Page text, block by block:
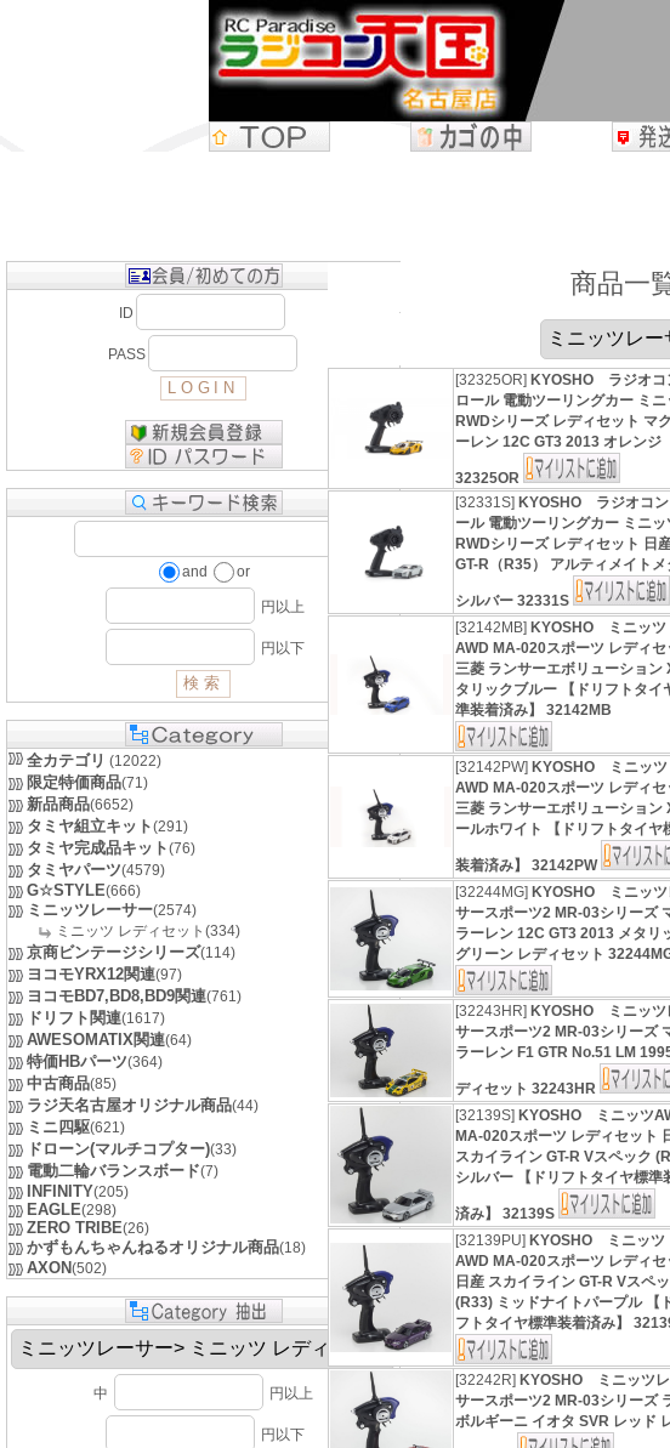
ID
PASS
and or
円以上
円以下
全カテゴリ (12022)
限定特価商品(71)
新品商品(6652)
タミヤ組立キット(291)
タミヤ完成品キット(76)
タミヤパーツ(4579)
G☆STYLE(666)
ミニッツレーサー(2574)
ミニッツ レディセット(334)
京商ビンテージシリーズ(114)
ヨコモYRX12関連(97)
ヨコモBD7,BD8,BD9関連(761)
ドリフト関連(1617)
AWESOMATIX関連(64)
特価HBパーツ(364)
中古商品(85)
ラジ天名古屋オリジナル商品(44)
ミニ四駆(621)
ドローン(マルチコプター)(33)
電動二輪バランスボード(7)
INFINITY(205)
EAGLE(298)
ZERO TRIBE(26)
かずもんちゃんねるオリジナル商品(18)
AXON(502)
中 円以上
円以下
商品一
[32325OR] KYOSHO ラジオコ
ロール 電動ツーリングカー ミニ
RWDシリーズ レディセット マ
ーレン 12C GT3 2013 オレンジ
32325OR
[32331S] KYOSHO ラジオコン
ール 電動ツーリングカー ミニッ
RWDシリーズ レディセット 日
GT-R（R35） アルティメイトメ
シルバー 32331S
[32142MB] KYOSHO ミニッツ
AWD MA-020スポーツ レディセ
三菱 ランサーエボリューション
タリックブルー 【ドリフトタイ
準装着済み】 32142MB
[32142PW] KYOSHO ミニッツ
AWD MA-020スポーツ レディセ
三菱 ランサーエボリューション
ールホワイト 【ドリフトタイヤ
装着済み】 32142PW
[32244MG] KYOSHO ミニッツ
サースポーツ2 MR-03シリーズ
ラーレン 12C GT3 2013 メタリ
グリーン レディセット
[32243HR] KYOSHO ミニッツ
サースポーツ2 MR-03シリーズ
ラーレン F1 GTR No.51 LM
ディセット 32243HR
[32139S] KYOSHO ミニッツ
MA-020スポーツ レディセット
スカイライン GT-R Vスペック
シルバー 【ドリフトタイヤ標準
済み】 32139S
[32139PU] KYOSHO ミニッツ
AWD MA-020スポーツ レディセ
日産 スカイライン GT-R Vスペ
(R33) ミッドナイトパープル 【
フトタイヤ標準装着済み】
[32242R] KYOSHO ミニッツ
サースポーツ2 MR-03シリーズ
ボルギーニ イオタ SVR レッド